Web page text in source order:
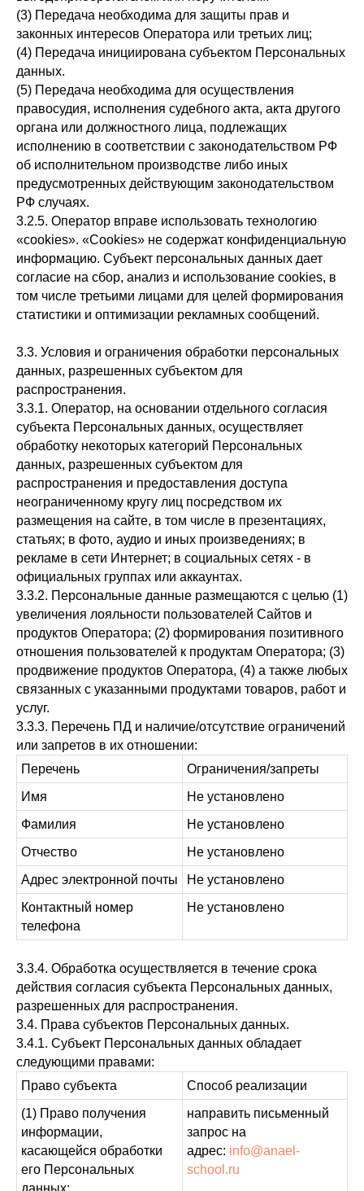
(3) Передача необходима для защиты прав и
законных интересов Оператора или третьих лиц;
(4) Передача инициирована субъектом Персональных
данных.
(5) Передача необходима для осуществления
правосудия, исполнения судебного акта, акта другого
органа или должностного лица, подлежащих
исполнению в соответствии с законодательством РФ
об исполнительном производстве либо иных
предусмотренных действующим законодательством
РФ случаях.
3.2.5. Оператор вправе использовать технологию
«cookies». «Cookies» не содержат конфиденциальную
информацию. Субъект персональных данных дает
согласие на сбор, анализ и использование cookies, в
том числе третьими лицами для целей формирования
статистики и оптимизации рекламных сообщений.
3.3. Условия и ограничения обработки персональных
данных, разрешенных субъектом для
распространения.
3.3.1. Оператор, на основании отдельного согласия
субъекта Персональных данных, осуществляет
обработку некоторых категорий Персональных
данных, разрешенных субъектом для
распространения и предоставления доступа
неограниченному кругу лиц посредством их
размещения на сайте, в том числе в презентациях,
статьях; в фото, аудио и иных произведениях; в
рекламе в сети Интернет; в социальных сетях - в
официальных группах или аккаунтах.
3.3.2. Персональные данные размещаются с целью (1)
увеличения лояльности пользователей Сайтов и
продуктов Оператора; (2) формирования позитивного
отношения пользователей к продуктам Оператора; (3)
продвижение продуктов Оператора, (4) а также любых
связанных с указанными продуктами товаров, работ и
услуг.
3.3.3. Перечень ПД и наличие/отсутствие ограничений
или запретов в их отношении:
Перечень
Ограничения/запреты
Имя
Не установлено
Фамилия
Не установлено
Отчество
Не установлено
Адрес электронной почты
Не установлено
Контактный номер
телефона
Не установлено
3.3.4. Обработка осуществляется в течение срока
действия согласия субъекта Персональных данных,
разрешенных для распространения.
3.4. Права субъектов Персональных данных.
3.4.1. Субъект Персональных данных обладает
следующими правами:
Право субъекта
Способ реализации
(1) Право получения
информации,
касающейся обработки
его Персональных
данных;
направить письменный
запрос на
адрес: info@anael-
school.ru